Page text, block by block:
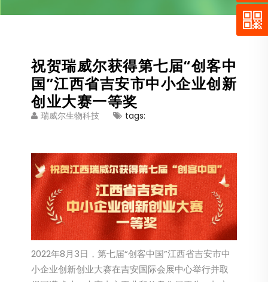
祝贺瑞威尔获得第七届“创客中
国”江西省吉安市中小企业创新
创业大赛一等奖
瑞威尔生物科技 tags:
2022年8月3日，第七届“创客中国”江西省吉安市中
小企业创新创业大赛在吉安国际会展中心举行并取